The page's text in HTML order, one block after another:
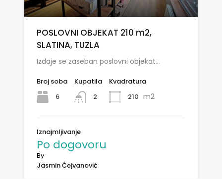
POSLOVNI OBJEKAT 210 m2,
SLATINA, TUZLA
Izdaje se zaseban poslovni objekat…
Broj soba
6
Kupatila
2
Kvadratura
210 m2
Iznajmljivanje
Po dogovoru
By
Jasmin Ćejvanović